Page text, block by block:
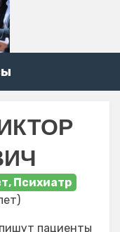
Психиатр
пациенты